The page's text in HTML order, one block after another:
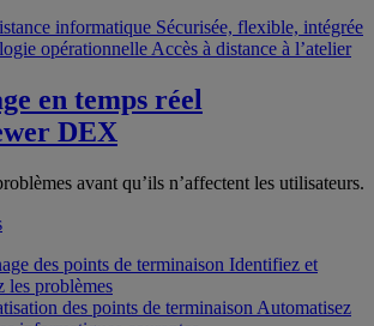
informatique Sécurisée, flexible, intégrée
opérationnelle Accès à distance à l’atelier
en temps réel
DEX
avant qu’ils n’affectent les utilisateurs.
des points de terminaison Identifiez et
les problèmes
des points de terminaison Automatisez